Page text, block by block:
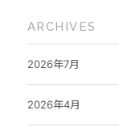
ARCHIVES
2026年7月
2026年4月